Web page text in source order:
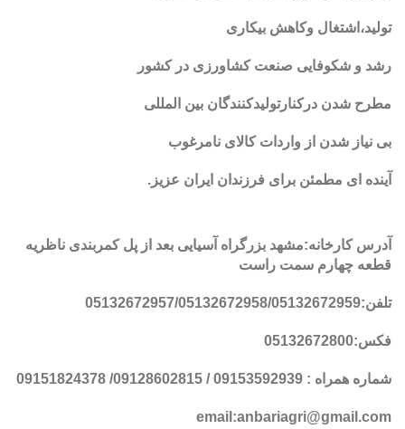
تولید،اشتغال وکاهش بیکاری
رشد و شکوفایی صنعت کشاورزی در کشور
مطرح شدن درکنارتولیدکنندگان بین المللی
بی نیاز شدن از واردات کالای نامرغوب
آینده ای مطمئن برای فرزندان ایران عزیز .
آدرس کارخانه:مشهد بزرگراه آسیایی بعد از پل کمربندی ناظریه
قطعه چهارم سمت راست
تلفن:05132672957/05132672958/05132672959
فکس:05132672800
شماره همراه : 09153592939 / 09128602815/ 09151824378
email:anbariagri@gmail.com